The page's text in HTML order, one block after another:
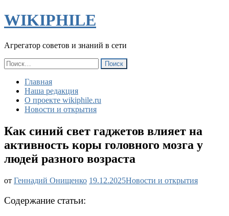
WIKIPHILE
Агрегатор советов и знаний в сети
Найти:
Главная
Наша редакция
О проекте wikiphile.ru
Новости и открытия
Как синий свет гаджетов влияет на
активность коры головного мозга у
людей разного возраста
от Геннадий Онищенко 19.12.2025Как
Новости и открытия
Содержание статьи: